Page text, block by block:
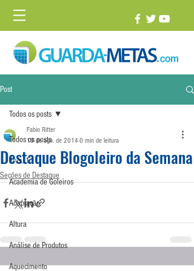
Post
Todos os posts
1 vs. 1
Academia de Goleiros
Adaptação
Altura
Análise de Produtos
Aquecimento
Todos os posts
Destaque Blogoleiro da Semana
Fabio Ritter
19 de ago. de 2014 0 min de leitura
Seções de Destaque